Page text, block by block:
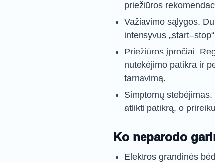
priežiūros
Važiavimo sąlygos.
intensyvus
Priežiūros įpročiai.
nutekėjimo patikra ir
tarnavimą.
Simptomų
atlikti patikrą, o
Ko neparodo
Elektros grandinės